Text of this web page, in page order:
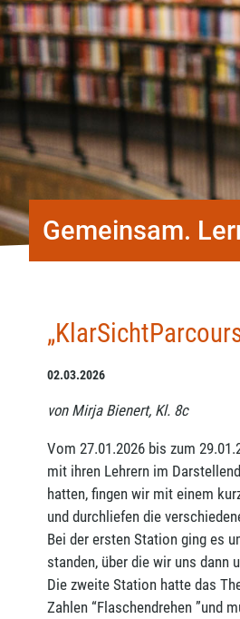
Gemeinsam.
02.03.2026
von Mirja Bienert, Kl. 8c
Vom 27.01.2026 bis zum
mit ihren Lehrern im
hatten, fingen wir mit einem
und durchliefen die
Bei der ersten Station ging es
standen, über die wir uns dann
Die zweite Station hatte das
Zahlen “Flaschendrehen ”und